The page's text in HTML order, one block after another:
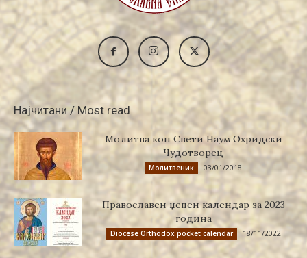
Најчитани / Most read
Молитва кон Свети Наум Охридски
Чудотворец
Молитвеник 03/01/2018
Православен џепен календар за 2023
година
Diocese Orthodox pocket calendar 18/11/2022